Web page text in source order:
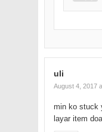
uli
August 4, 2017
min ko stuck
layar item